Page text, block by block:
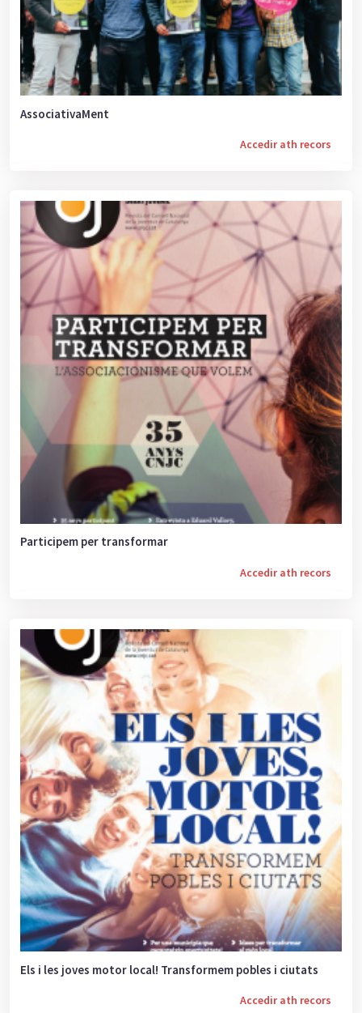
AssociativaMent
Accedir ath recors
Participem per transformar
Accedir ath recors
Els i les joves motor local! Transformem pobles i ciutats
Accedir ath recors